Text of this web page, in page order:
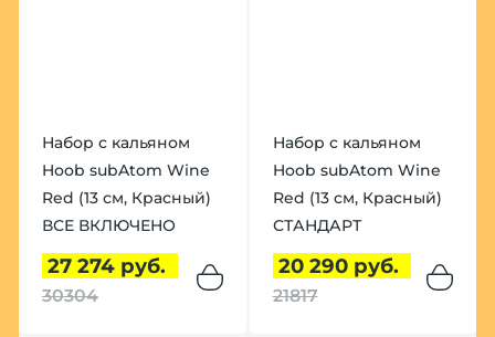
Набор с кальяном
Hoob subAtom Wine
Red (13 см, Красный)
ВСЕ ВКЛЮЧЕНО
27 274 руб.
30304
Набор с кальяном
Hoob subAtom Wine
Red (13 см, Красный)
СТАНДАРТ
20 290 руб.
21817